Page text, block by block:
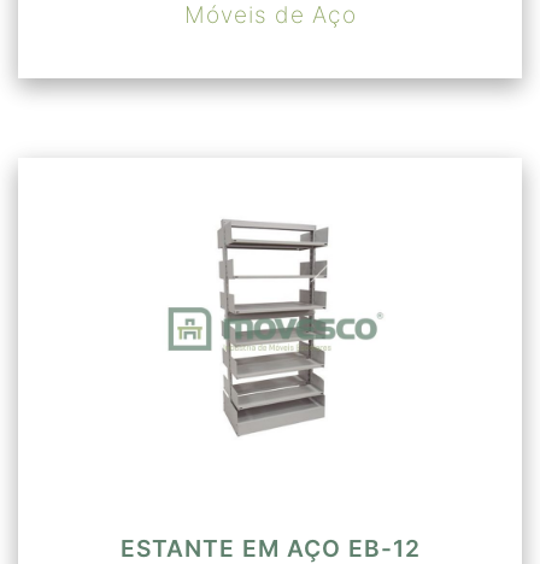
Móveis de Aço
ESTANTE EM AÇO EB-12